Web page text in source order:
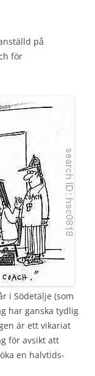
på
för
i Södetälje (som
har ganska tydlig
är ett vikariat
för avsikt att
en halvtids-